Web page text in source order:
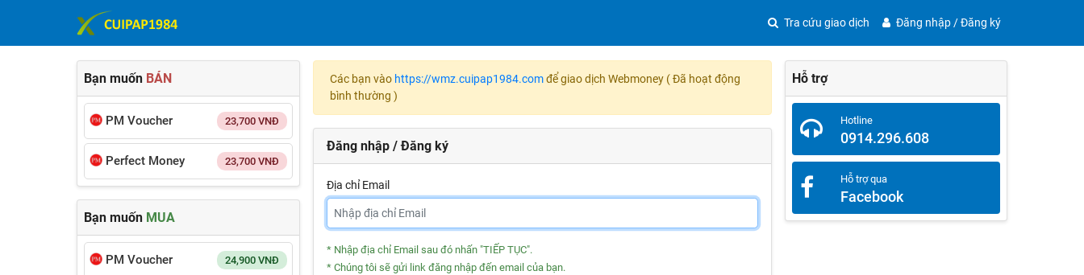
Tra cứu giao dịch Đăng nhập / Đăng ký
Bạn muốn BÁN
PM Voucher 23,700VNĐ
Perfect Money 23,700VNĐ
Bạn muốn MUA
PM Voucher 24,900VNĐ
Các bạn vào https://wmz.cuipap1984.comđể giao dịch Webmoney ( Đã hoạt động
bình thường )
Đăng nhập / Đăng ký
Địa chỉ Email
* Nhập địa chỉ Email sau đó nhấn "TIẾP TỤC".
* Chúng tôi sẽ gửi link đăng nhập đến email của bạn.
Hỗ trợ
Hotline
0914.296.608
Hỗ trợ qua
Facebook